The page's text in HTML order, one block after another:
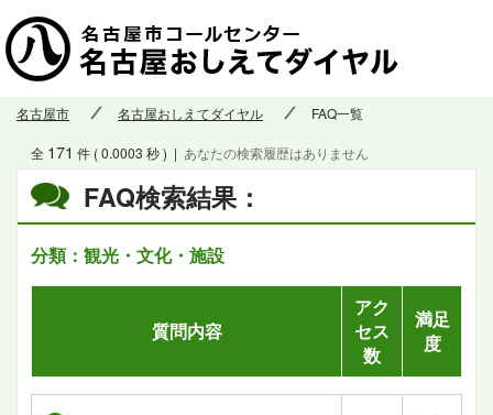
名古屋市 名古屋おしえてダイヤル FAQ一覧
FAQ検索結果：
分類：観光・文化・施設
全 171 件 ( 0.0003 秒 ) | あなたの検索履歴はありません
質問内容
アク
セス
数
満足
度